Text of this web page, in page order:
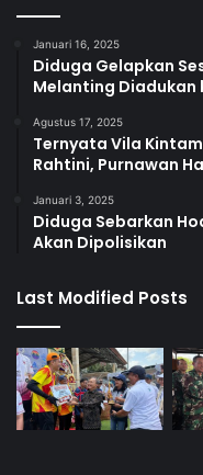
Januari 16, 2025
Diduga Gelapkan
Melanting Diadukan
Agustus 17, 2025
Ternyata Vila
Rahtini, Purnawan
Januari 3, 2025
Diduga Sebarkan
Akan Dipolisikan
Last Modified Posts